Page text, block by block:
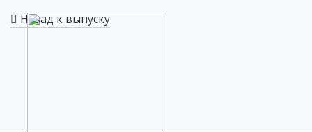
Назад к выпуску